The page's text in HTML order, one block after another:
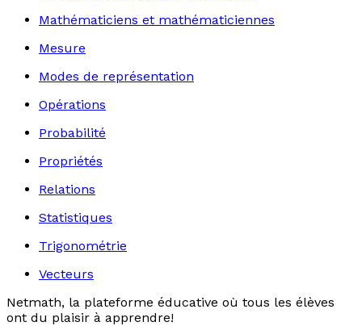
Mathématiciens et mathématiciennes
Mesure
Modes de représentation
Opérations
Probabilité
Propriétés
Relations
Statistiques
Trigonométrie
Vecteurs
Netmath, la plateforme éducative où tous les élèves
ont du plaisir à apprendre!